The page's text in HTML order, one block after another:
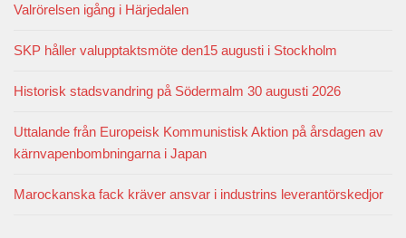
Valrörelsen igång i Härjedalen
SKP håller valupptaktsmöte den15 augusti i Stockholm
Historisk stadsvandring på Södermalm 30 augusti 2026
Uttalande från Europeisk Kommunistisk Aktion på årsdagen av
kärnvapenbombningarna i Japan
Marockanska fack kräver ansvar i industrins leverantörskedjor